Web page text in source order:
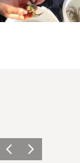
ForrigeNeste